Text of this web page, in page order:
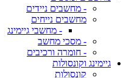
- מחשבים ניידים
מחשבים נייחים
- מחשבי גיימינג
- מסכי מחשב
- חומרה ורכיבים
גיימינג וקונסולות
קונסולות